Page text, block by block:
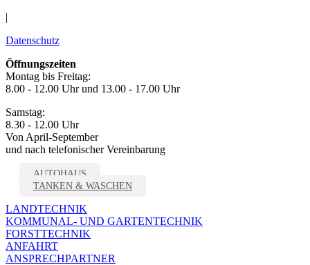
|
Datenschutz
Öffnungszeiten
Montag bis Freitag:
8.00 - 12.00 Uhr und 13.00 - 17.00 Uhr
Samstag:
8.30 - 12.00 Uhr
Von April-September
und nach telefonischer Vereinbarung
AUTOHAUS
TANKEN & WASCHEN
LANDTECHNIK
KOMMUNAL- UND GARTENTECHNIK
FORSTTECHNIK
ANFAHRT
ANSPRECHPARTNER